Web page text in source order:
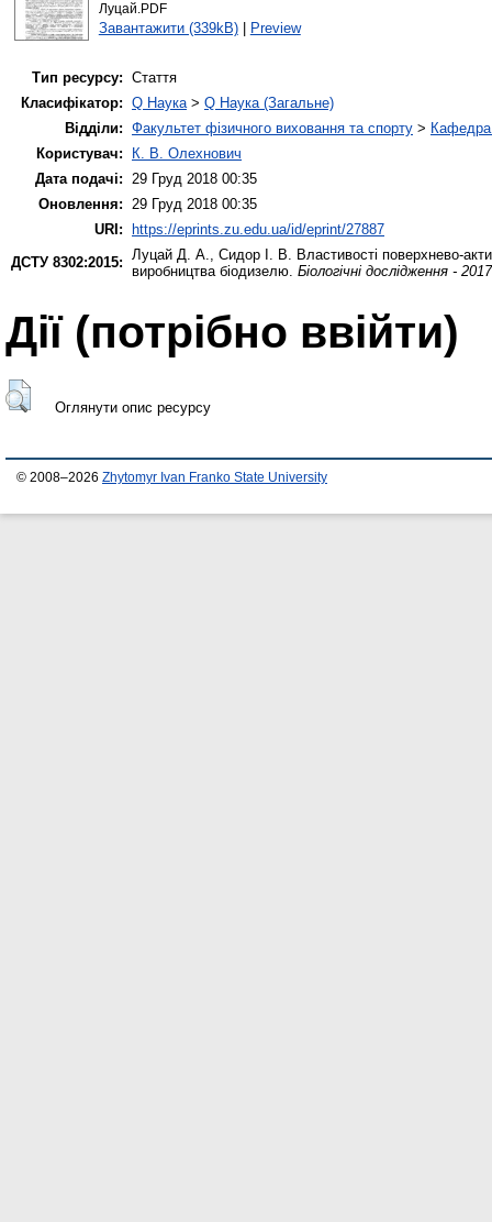
Луцай.PDF
Завантажити (339kB)| Preview
Тип ресурсу: Стаття
Класифікатор: Q Наука> Q Наука (Загальне)
Відділи: Факультет фізичного виховання та спорту > Кафедра
Користувач:
К. В. Олехнович
Дата подачі: 29 Груд 2018 00:35
Оновлення: 29 Груд 2018 00:35
URI:
https://eprints.zu.edu.ua/id/eprint/27887
ДСТУ 8302:2015: Луцай Д. А., Сидор І. В. Властивості поверхнево-
виробництва біодизелю. Біологічні дослідження - 2017
Дії ​​(потрібно ввійти)
Оглянути опис ресурсу
© 2008–2026 Zhytomyr Ivan Franko State University